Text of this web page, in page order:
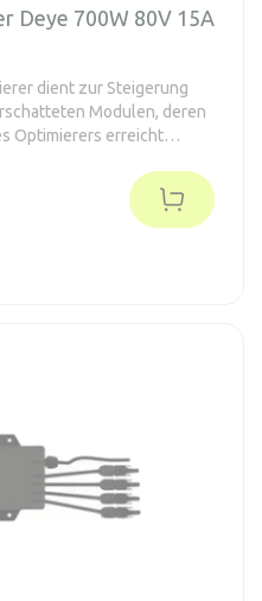
Deye 700W 80V 15A
dient zur Steigerung
Modulen, deren
Optimierers erreicht